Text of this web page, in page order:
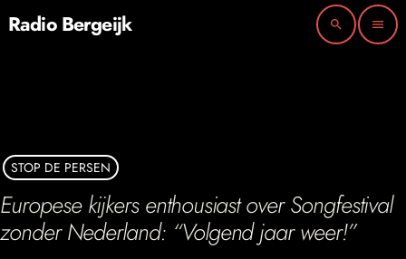
Radio Bergeijk search menu
STOP DE PERSEN
Europese kijkers enthousiast over Songfestival
zonder Nederland: “Volgend jaar weer!”